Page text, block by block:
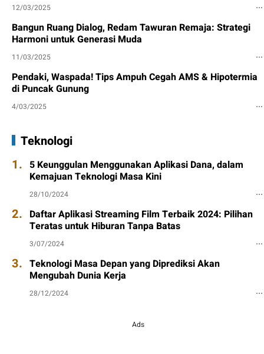
12/03/2025
Bangun Ruang Dialog, Redam Tawuran Remaja: Strategi
Harmoni untuk Generasi Muda
11/03/2025
Pendaki, Waspada! Tips Ampuh Cegah AMS & Hipotermia
di Puncak Gunung
4/03/2025
Teknologi
1. 5 Keunggulan Menggunakan Aplikasi Dana, dalam
Kemajuan Teknologi Masa Kini
28/10/2024
2. Daftar Aplikasi Streaming Film Terbaik 2024: Pilihan
Teratas untuk Hiburan Tanpa Batas
3/07/2024
3. Teknologi Masa Depan yang Diprediksi Akan
Mengubah Dunia Kerja
28/12/2024
Ads